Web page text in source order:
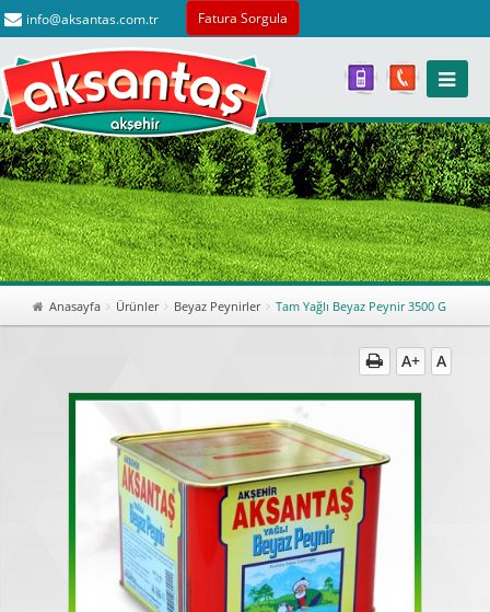
info@aksantas.com.tr Fatura Sorgula
Anasayfa Ürünler Beyaz Peynirler Tam Yağlı Beyaz Peynir 3500 G
A+ A